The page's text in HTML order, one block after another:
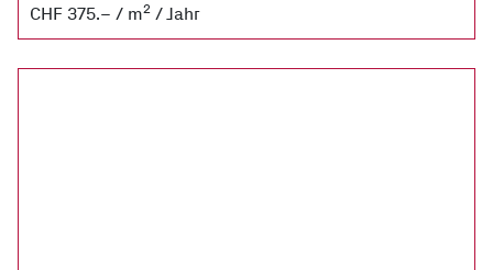
CHF 375.– / m2 / Jahr